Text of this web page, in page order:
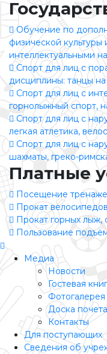
Обучение по
физической культуры
интеллектуальными
Спорт для лиц с
дисциплины: танцы
Спорт для лиц с
горнолыжный спорт,
Спорт для лиц с
легкая атлетика,
Спорт для лиц с
шахматы, греко-
Платные
Посещение
Прокат велосипедов
Прокат горных лыж,
Пользование
Медиа
Новости
Гостевая
Фотогалерея
Доска почета
Контакты
Для поступающих
Сведения об